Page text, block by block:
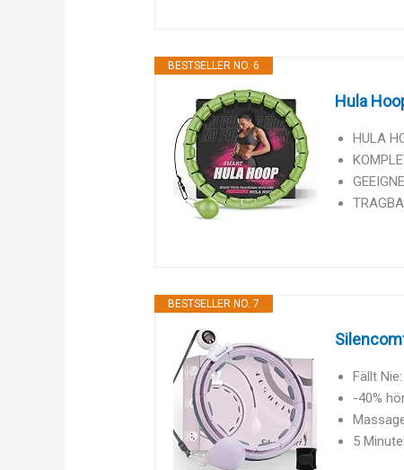
BESTSELLER NO. 6
Hula
HULA
BESTSELLER NO. 7
Fällt
-40%
5